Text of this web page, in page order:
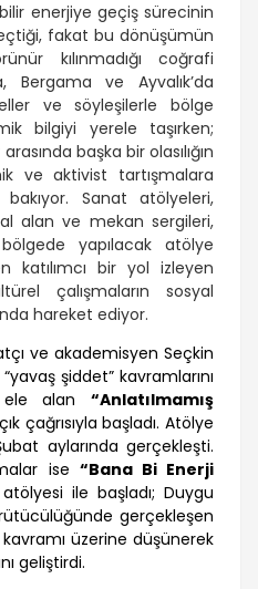
enerjiye geçiş sürecinin
fakat bu dönüşümün
kılınmadığı coğrafi
ve Ayvalık’da
ve söyleşilerle bölge
bilgiyi yerele taşırken;
başka bir olasılığın
ve aktivist tartışmalara
Sanat atölyeleri,
alan ve mekan sergileri,
yapılacak atölye
katılımcı bir yol izleyen
çalışmaların sosyal
hareket ediyor.
ve akademisyen Seçkin
şiddet” kavramlarını
ele alan “Anlatılmamış
çağrısıyla başladı. Atölye
aylarında gerçekleşti.
ise “Bana Bi Enerji
ile başladı; Duygu
gerçekleşen
üzerine düşünerek
geliştirdi.